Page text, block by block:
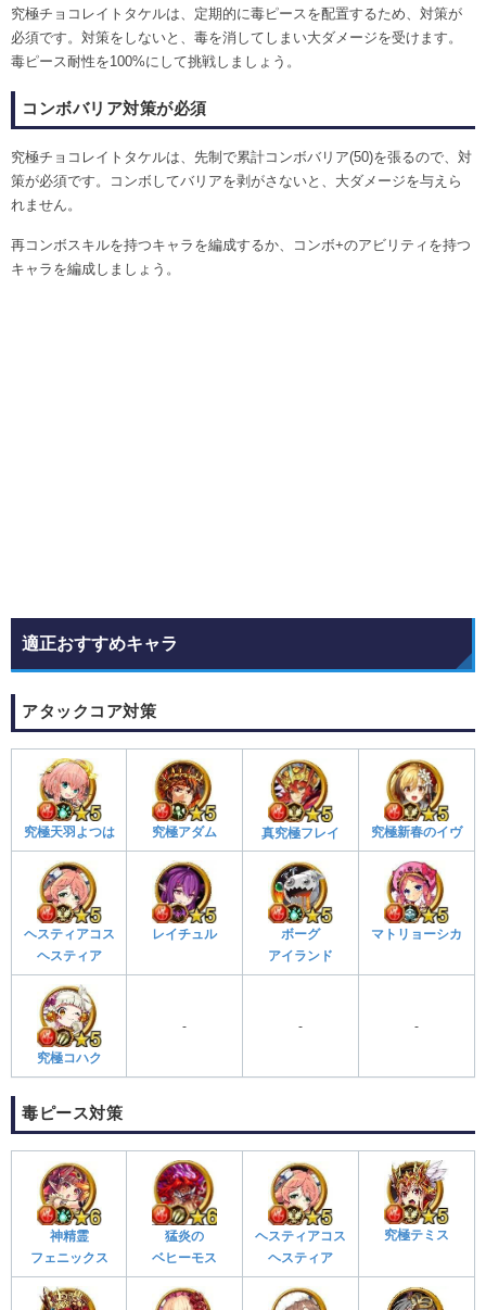
究極チョコレイトタケルは、定期的に毒ピースを配置するため、対策が
必須です。対策をしないと、毒を消してしまい大ダメージを受けます。
毒ピース耐性を100%にして挑戦しましょう。
コンボバリア対策が必須
究極チョコレイトタケルは、先制で累計コンボバリア(50)を張るので、対
策が必須です。コンボしてバリアを剥がさないと、大ダメージを与えら
れません。
再コンボスキルを持つキャラを編成するか、コンボ+のアビリティを持つ
キャラを編成しましょう。
適正おすすめキャラ
アタックコア対策
究極天羽よつは 究極アダム 真究極フレイ 究極新春のイヴ
ヘスティアコス
ヘスティア
レイチュル
ボーグ
アイランド
マトリョーシカ
究極コハク
- - -
毒ピース対策
神精霊
フェニックス
猛炎の
ベヒーモス
ヘスティアコス
ヘスティア
究極テミス